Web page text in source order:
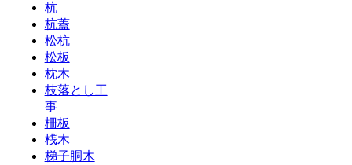
杭
杭蓋
松杭
松板
枕木
枝落とし工
事
柵板
桟木
梯子胴木